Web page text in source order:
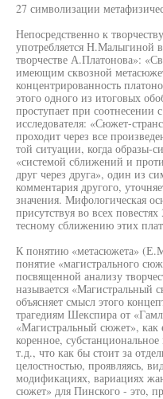
27 символизации
Непосредственно к
употребляется Н.Малыгиной
творчестве А.Платонова»:
имеющим сквозной
концентрированность
этого одного из итоговых
проступает при соотнесении
исследователя: «Сюжет-
проходит через все
той ситуации, когда образы-
«системой сближений и
друг через друга», один из
комментария другого,
значения. Мифологическая
присутствуя во всех
тесному сближению этих
К понятию «метасюжета»
понятие «магистрального
посвященной анализу
называется «Магистральный
объясняет смысл этого
трагедиям Шекспира от
«Магистральный сюжет»,
коренное,
т.д., что как бы стоит за
целостностью, проявляясь,
модификациях, вариациях
сюжет» для Пинского - это,